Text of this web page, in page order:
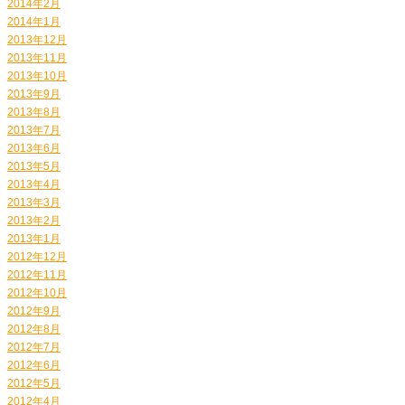
2014年2月
2014年1月
2013年12月
2013年11月
2013年10月
2013年9月
2013年8月
2013年7月
2013年6月
2013年5月
2013年4月
2013年3月
2013年2月
2013年1月
2012年12月
2012年11月
2012年10月
2012年9月
2012年8月
2012年7月
2012年6月
2012年5月
2012年4月